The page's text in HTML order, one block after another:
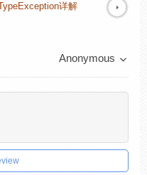
详解
Anonymous